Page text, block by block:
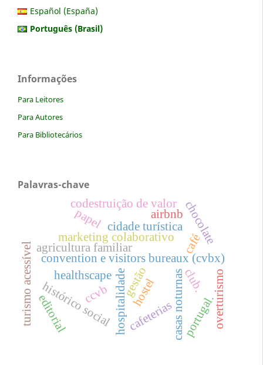
Español (España)
Português (Brasil)
Informações
Para Leitores
Para Autores
Para Bibliotecários
Palavras-chave
hospitalidade
convention e visitors bureaux (cvbx)
marketing colaborativo
ccvb gestão
histórico social
turismo acessível casas noturnasclub.
café
cafeterias
hostel
portugal.overturismo
cidade turística chocolate
papel
editorial
codestruição de valor
agricultura familiar
airbnb
healthscape